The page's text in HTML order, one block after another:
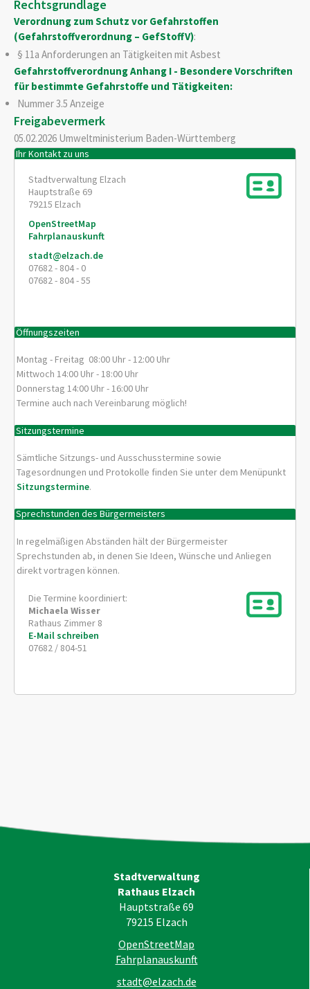
Rechtsgrundlage
Verordnung zum Schutz vor Gefahrstoffen
(Gefahrstoffverordnung – GefStoffV):
§ 11a Anforderungen an Tätigkeiten mit Asbest
Gefahrstoffverordnung Anhang I - Besondere Vorschriften
für bestimmte Gefahrstoffe und Tätigkeiten:
Nummer 3.5 Anzeige
Freigabevermerk
05.02.2026 Umweltministerium Baden-Württemberg
Ihr Kontakt zu uns
Stadtverwaltung Elzach
Hauptstraße 69
79215 Elzach
OpenStreetMap
Fahrplanauskunft
stadt@elzach.de
07682 - 804 - 0
07682 - 804 - 55
Öffnungszeiten
Montag - Freitag 08:00 Uhr - 12:00 Uhr
Mittwoch 14:00 Uhr - 18:00 Uhr
Donnerstag 14:00 Uhr - 16:00 Uhr
Termine auch nach Vereinbarung möglich!
Sitzungstermine
Sämtliche Sitzungs- und Ausschusstermine sowie
Tagesordnungen und Protokolle finden Sie unter dem Menüpunkt
Sitzungstermine.
Sprechstunden des Bürgermeisters
In regelmäßigen Abständen hält der Bürgermeister
Sprechstunden ab, in denen Sie Ideen, Wünsche und Anliegen
direkt vortragen können.
Die Termine koordiniert:
Michaela Wisser
Rathaus Zimmer 8
E-Mail schreiben
07682 / 804-51
Stadtverwaltung
Rathaus Elzach
Hauptstraße 69
79215 Elzach
OpenStreetMap
Fahrplanauskunft
stadt@elzach.de